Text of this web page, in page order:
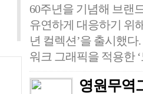
60주년을 기념해 브랜
유연하게 대응하기 위
년 컬렉션’을 출시했
워크 그래픽을 적용한
영원무역